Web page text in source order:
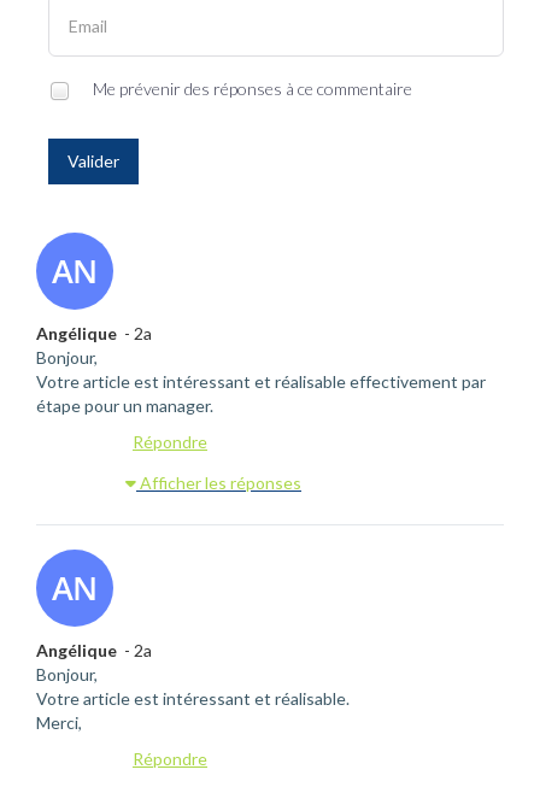
Me prévenir des réponses à ce commentaire
Valider
Angélique - 2a
Bonjour,
Votre article est intéressant et réalisable effectivement par
étape pour un manager.
Répondre
Afficher les réponses
Angélique - 2a
Bonjour,
Votre article est intéressant et réalisable.
Merci,
Répondre